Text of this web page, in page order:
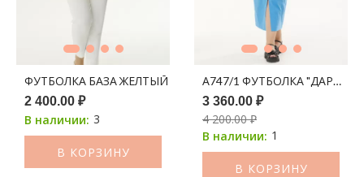
ФУТБОЛКА БАЗА ЖЕЛТЫЙ
2 400.00 ₽
В наличии: 3
В КОРЗИНУ
А747/1 ФУТБОЛКА
3 360.00 ₽
4 200.00 ₽
В наличии: 1
В КОРЗИНУ